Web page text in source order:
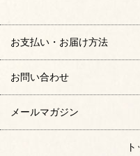
お支払い・お届け方法
お問い合わせ
メールマガジン